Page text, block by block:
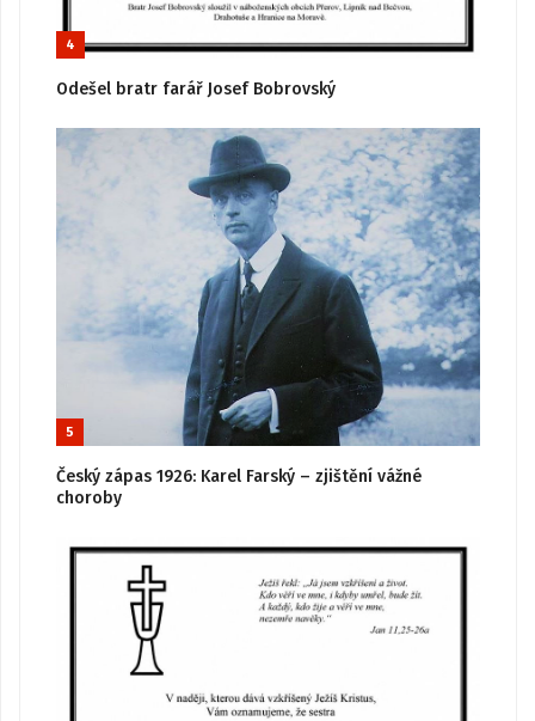
4
Odešel bratr farář Josef Bobrovský
5
Český zápas 1926: Karel Farský – zjištění vážné
choroby